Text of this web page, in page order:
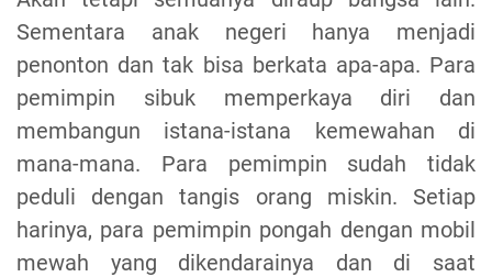
Sementara anak negeri hanya menjadi
penonton dan tak bisa berkata apa-apa. Para
pemimpin sibuk memperkaya diri dan
membangun istana-istana kemewahan di
mana-mana. Para pemimpin sudah tidak
peduli dengan tangis orang miskin. Setiap
harinya, para pemimpin pongah dengan mobil
mewah yang dikendarainya dan di saat